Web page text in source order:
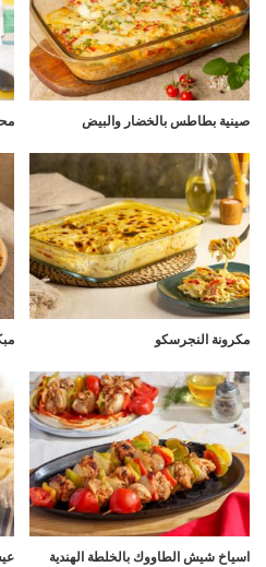
صينية بطاطس بالخضار والبيض
مكرونة النجرسكو
اسياخ شيش الطاووك بالخلطة الهندية